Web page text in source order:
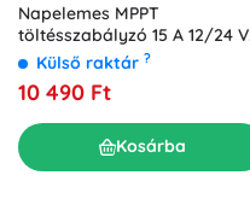
Napelemes MPPT
töltésszabályzó 15 A 12/24 V
AGM, GEL és LiFePO4
Külső raktár ?
10 490 Ft
Kosárba